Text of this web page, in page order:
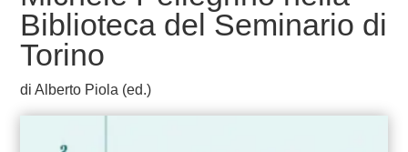
Biblioteca del Seminario di
Torino
di Alberto Piola (ed.)